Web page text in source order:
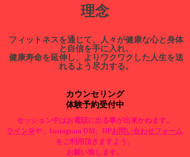
​理念
​フィットネスを通じて、人々が健康な心と身体
と自信を手に入れ、
健康寿命を延伸し、よりワクワクした人生を送
れるよう尽力する。
カウンセリング
体験予約受付中
セッション中はお電話に出る事が出来かねます。
​ライン＠や、Instagram DM、HPお問い合わせフォーム
をご利用頂きますよう、
お願い致します。